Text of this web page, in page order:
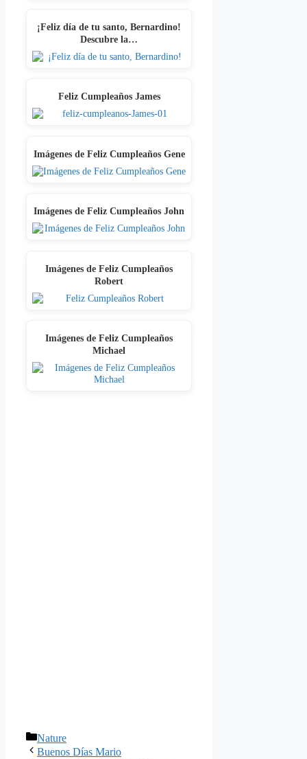
¡Feliz día de tu santo, Bernardino!
Descubre la…
Feliz Cumpleaños James
Imágenes de Feliz Cumpleaños Gene
Imágenes de Feliz Cumpleaños John
Imágenes de Feliz Cumpleaños
Robert
Imágenes de Feliz Cumpleaños
Michael
Categories
Nature
Buenos Días Mario